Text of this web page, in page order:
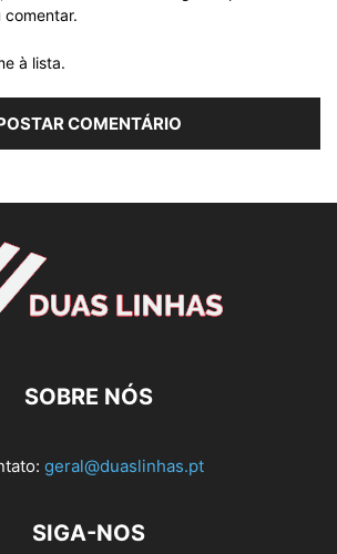
à lista.
SOBRE NÓS
geral@duaslinhas.pt
SIGA-NOS